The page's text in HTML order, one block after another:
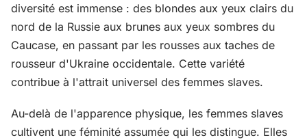
diversité est immense : des blondes aux yeux clairs du
nord de la Russie aux brunes aux yeux sombres du
Caucase, en passant par les rousses aux taches de
rousseur d'Ukraine occidentale. Cette variété
contribue à l'attrait universel des femmes slaves.
Au-delà de l'apparence physique, les femmes slaves
cultivent une féminité assumée qui les distingue. Elles